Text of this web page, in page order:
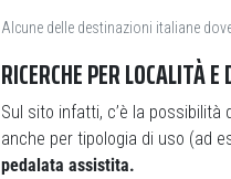
Alcune delle destinazioni italiane
RICERCHE PER LOCALITÀ
Sul sito infatti, c’è la possibilità
anche per tipologia di uso (ad
pedalata assistita.